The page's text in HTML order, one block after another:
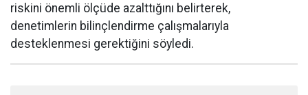
riskini önemli ölçüde azalttığını belirterek,
denetimlerin bilinçlendirme çalışmalarıyla
desteklenmesi gerektiğini söyledi.